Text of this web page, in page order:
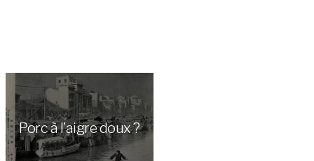
Porc à l’aigre doux ?